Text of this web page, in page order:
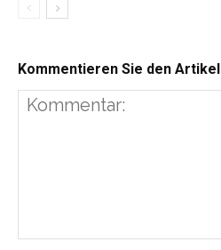
Kommentieren Sie den Artikel